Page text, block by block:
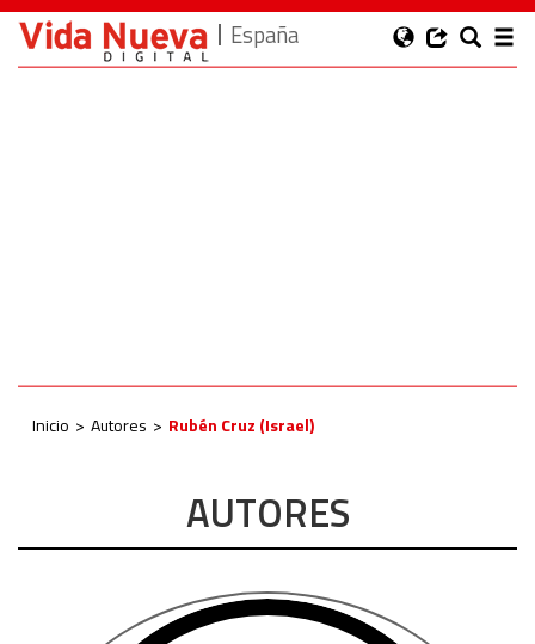
España
Inicio Autores Rubén Cruz (Israel)
AUTORES